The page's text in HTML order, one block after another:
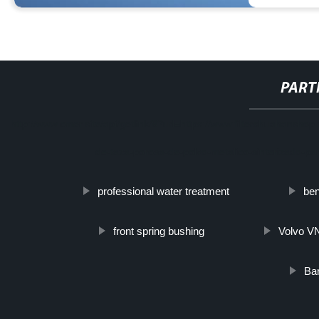
professional water treatment
front spring bushing Volvo